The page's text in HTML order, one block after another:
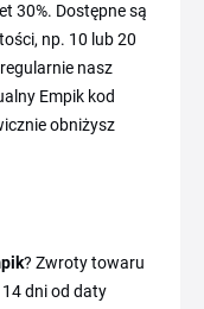
30%. Dostępne są
np. 10 lub 20
nasz
Empik kod
obniżysz
? Zwroty towaru
dni od daty